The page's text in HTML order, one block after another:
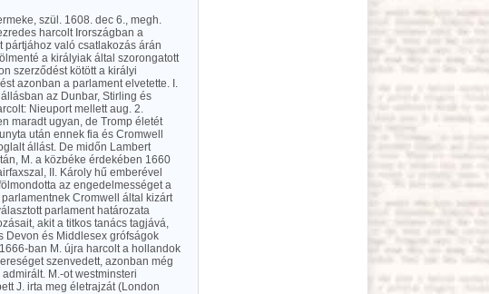
szül. 1608. dec 6., megh.
harcolt Irországban a
való csatlakozás árán
a királyiak által szorongatott
szerződést kötött a királyi
azonban a parlament elvetette. I.
az Dunbar, Stirling és
Nieuport mellett aug. 2.
maradt ugyan, de Tromp életét
után ennek fia és Cromwell
állást. De midőn Lambert
M. a közbéke érdekében 1660
II. Károly hű emberével
az engedelmességet a
Cromwell által kizárt
parlament határozata
akit a titkos tanács tagjává,
Devon és Middlesex grófságok
ban M. újra harcolt a hollandok
szenvedett, azonban még
M.-ot westminsteri
J. irta meg életrajzát (London